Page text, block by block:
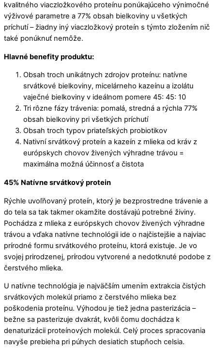
kvalitného viaczložkového proteínu ponúkajúceho výnimočné
výživové parametre a 77% obsah bielkoviny u všetkých
príchutí – žiadny iný viaczložkový proteín s týmto zložením nič
také ponúknuť nemôže.
Hlavné benefity produktu:
Obsah troch unikátnych zdrojov proteínu: natívne
srvátkové bielkoviny, micelárneho kazeínu a izolátu
vaječné bielkoviny v ideálnom pomere 45: 45: 10
Tri rôzne fázy trávenia: pomalá, stredná a rýchla 77%
obsah bielkoviny pri všetkých príchutí
Obsah troch typov priateľských probiotikov
Nativní srvátkový proteín a kazeín z mlieka od kráv z
európskych chovov živených výhradne trávou =
maximálna možná účinnosť a čistota
45% Natívne srvátkový protein
Rýchle uvoľňovaný proteín, ktorý je bezprostredne trávenie a
do tela sa tak takmer okamžite dostávajú potrebné živiny.
Pochádza z mlieka z európskych chovov živených výhradne
trávou a vďaka natívne technológii ide o najčistejšie a najviac
prírodné formu srvátkového proteínu, ktorá existuje. Je vo
svojej prirodzenej, prírodou vytvorené a nedotknuté podobe z
čerstvého mlieka.
U natívne technológia je najväčším umením extrakcia čistých
srvátkových molekúl priamo z čerstvého mlieka bez
poškodenia proteínu. Výhodou je tiež jedna pasterizácia –
bežne sa pasterizuje dvakrát, kvôli čomu dochádza k
denaturizácii proteínových molekúl. Celý proces spracovania
navyše prebieha pri púhych desiatich stupňoch celsia.